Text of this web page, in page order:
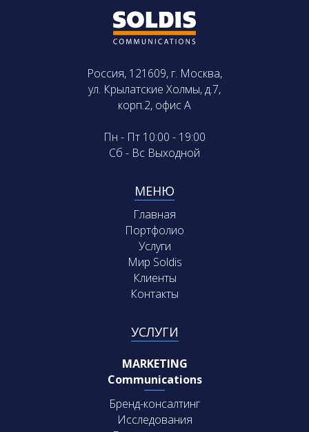
Россия, 121609, г. Москва,
ул. Крылатские Холмы, д.7,
корп.2, офис А
Пн - Пт 10:00 - 19:00
Сб - Вс Выходной
МЕНЮ
Главная
Портфолио
Услуги
Мир Soldis
Клиенты
Контакты
УСЛУГИ
MARKETING
Communications
Бренд-консалтинг
Исследования